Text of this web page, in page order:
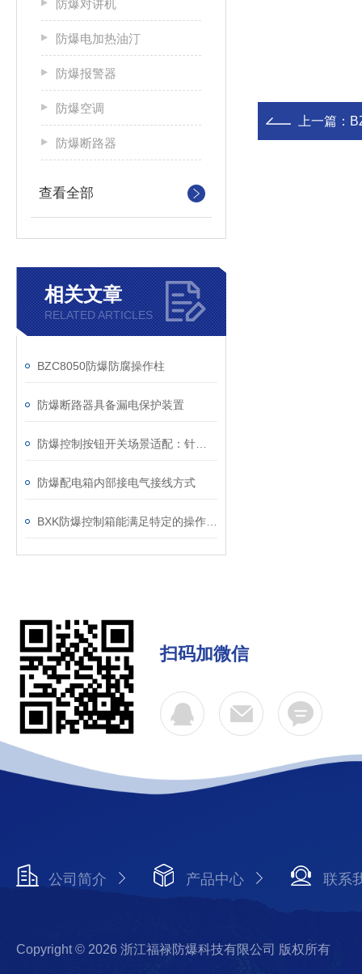
防爆对讲机
防爆电加热油汀
防爆报警器
防爆空调
防爆断路器
查看全部
相关文章
RELATED ARTICLES
BZC8050防爆防腐操作柱
防爆断路器具备漏电保护装置
防爆配电箱内部接电气接线方式
上一篇：
扫码加微信
公司简介 产品中心 联系
Copyright © 2026 浙江福禄防爆科技有限公司 版权所有